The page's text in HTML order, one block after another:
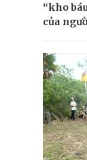
“kho
của